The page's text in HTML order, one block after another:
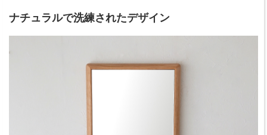
ナチュラルで洗練されたデザイン